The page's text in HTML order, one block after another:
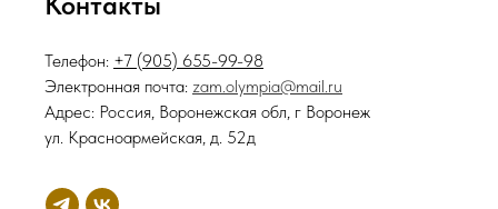
Телефон: +7 (905) 655-99-98
Электронная почта: zam.olympia@mail.ru
Адрес: Россия, Воронежская обл, г Воронеж
ул. Красноармейская, д. 52д